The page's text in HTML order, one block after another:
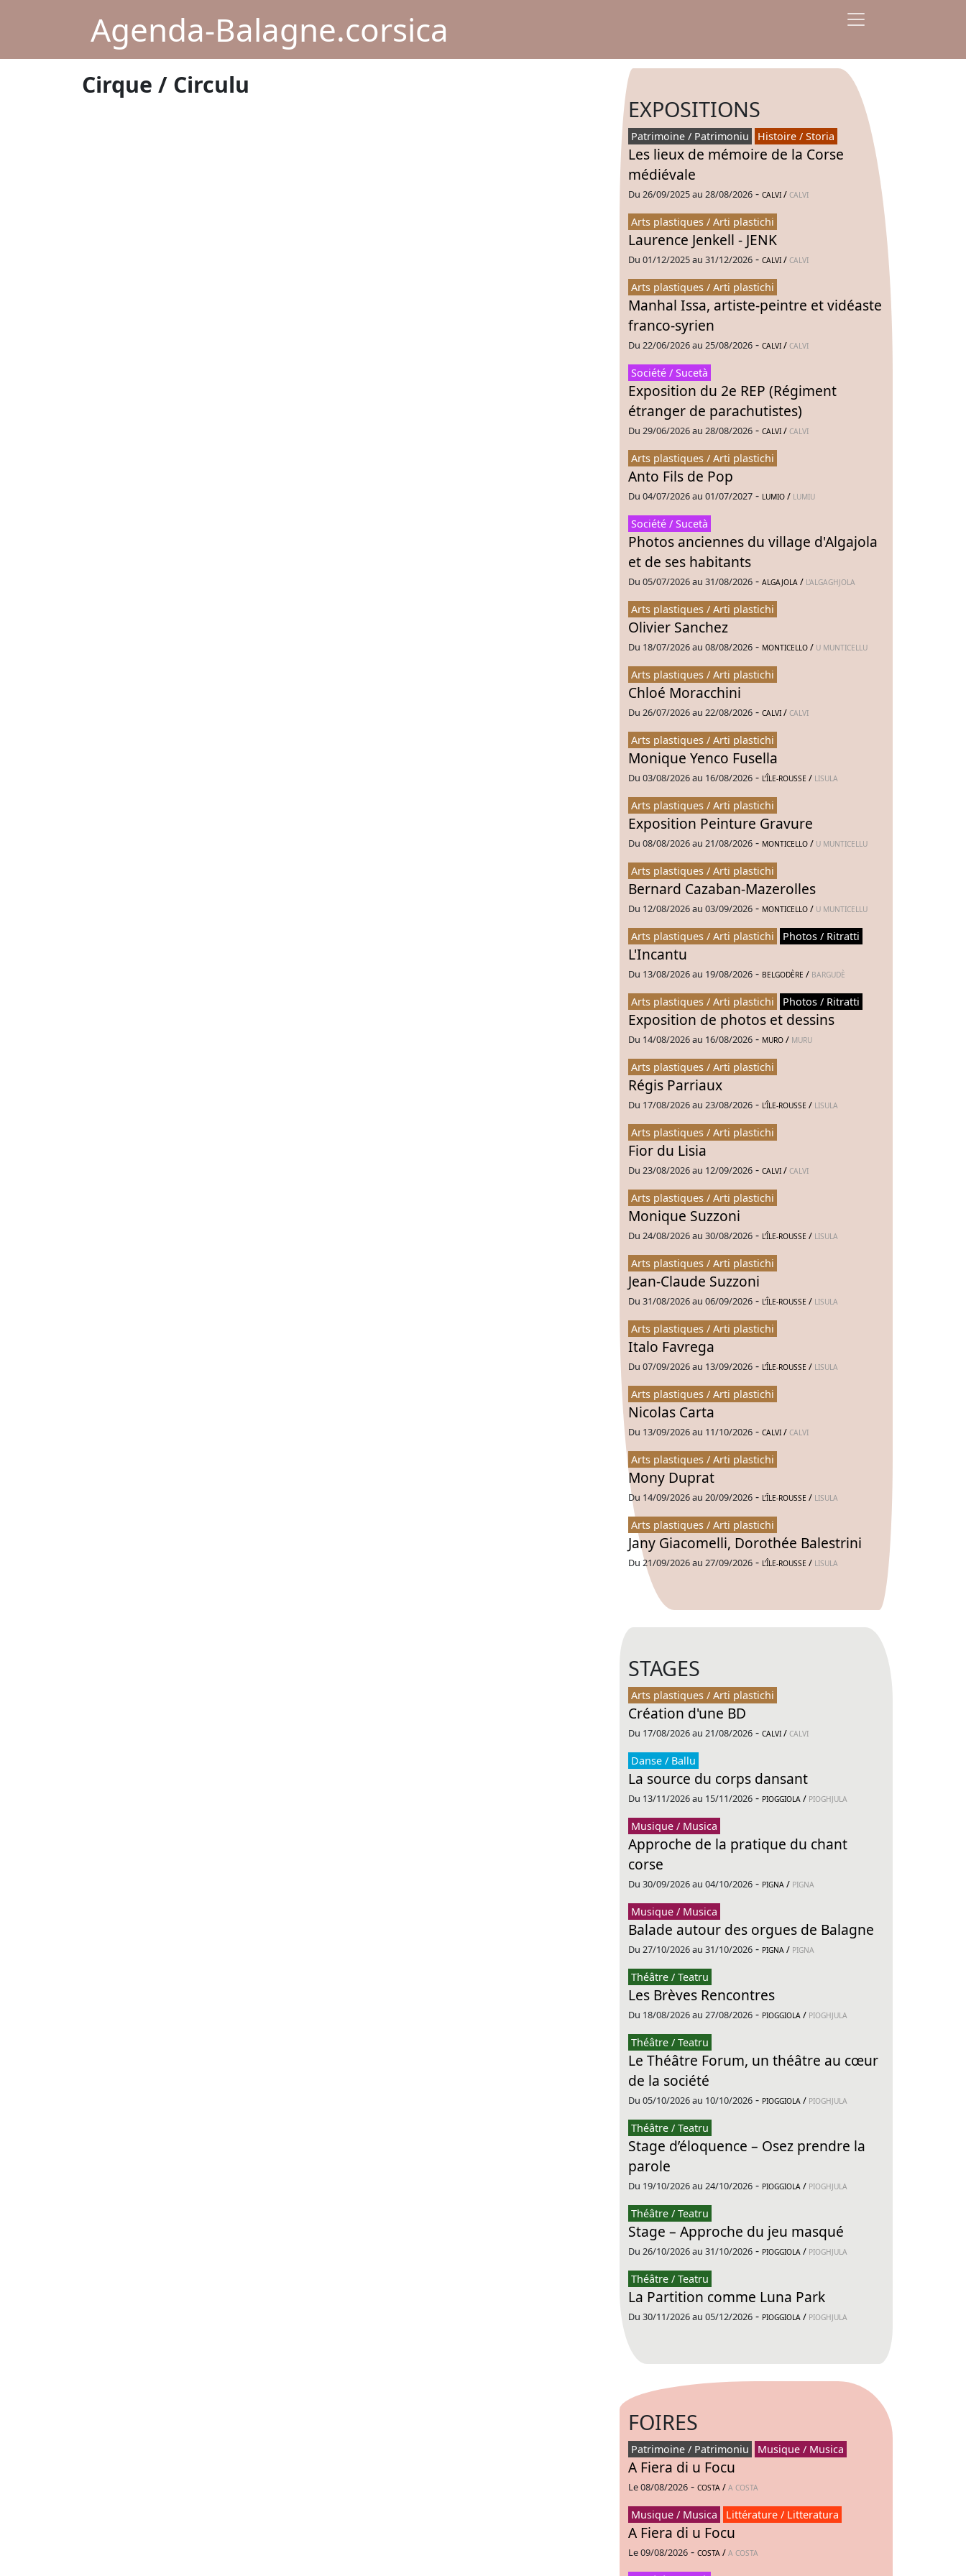
Agenda-Balagne.corsica
Cirque / Circulu
EXPOSITIONS
Patrimoine / Patrimoniu Histoire / Storia
Les lieux de mémoire de la Corse
médiévale
Du 26/09/2025 au 28/08/2026 - CALVI / CALVI
Arts plastiques / Arti plastichi
Laurence Jenkell - JENK
Du 01/12/2025 au 31/12/2026 - CALVI / CALVI
Arts plastiques / Arti plastichi
Manhal Issa, artiste-peintre et vidéaste
franco-syrien
Du 22/06/2026 au 25/08/2026 - CALVI / CALVI
Société / Sucetà
Exposition du 2e REP (Régiment
étranger de parachutistes)
Du 29/06/2026 au 28/08/2026 - CALVI / CALVI
Arts plastiques / Arti plastichi
Anto Fils de Pop
Du 04/07/2026 au 01/07/2027 - LUMIO / LUMIU
Société / Sucetà
Photos anciennes du village d'Algajola
et de ses habitants
Du 05/07/2026 au 31/08/2026 - ALGAJOLA / L'ALGAGHJOLA
Arts plastiques / Arti plastichi
Olivier Sanchez
Du 18/07/2026 au 08/08/2026 - MONTICELLO / U MUNTICELLU
Arts plastiques / Arti plastichi
Chloé Moracchini
Du 26/07/2026 au 22/08/2026 - CALVI / CALVI
Arts plastiques / Arti plastichi
Monique Yenco Fusella
Du 03/08/2026 au 16/08/2026 - L’ÎLE-ROUSSE / LISULA
Arts plastiques / Arti plastichi
Exposition Peinture Gravure
Du 08/08/2026 au 21/08/2026 - MONTICELLO / U MUNTICELLU
Arts plastiques / Arti plastichi
Bernard Cazaban-Mazerolles
Du 12/08/2026 au 03/09/2026 - MONTICELLO / U MUNTICELLU
Arts plastiques / Arti plastichi Photos / Ritratti
L'Incantu
Du 13/08/2026 au 19/08/2026 - BELGODÈRE / BARGUDÈ
Arts plastiques / Arti plastichi Photos / Ritratti
Exposition de photos et dessins
Du 14/08/2026 au 16/08/2026 - MURO / MURU
Arts plastiques / Arti plastichi
Régis Parriaux
Du 17/08/2026 au 23/08/2026 - L’ÎLE-ROUSSE / LISULA
Arts plastiques / Arti plastichi
Fior du Lisia
Du 23/08/2026 au 12/09/2026 - CALVI / CALVI
Arts plastiques / Arti plastichi
Monique Suzzoni
Du 24/08/2026 au 30/08/2026 - L’ÎLE-ROUSSE / LISULA
Arts plastiques / Arti plastichi
Jean-Claude Suzzoni
Du 31/08/2026 au 06/09/2026 - L’ÎLE-ROUSSE / LISULA
Arts plastiques / Arti plastichi
Italo Favrega
Du 07/09/2026 au 13/09/2026 - L’ÎLE-ROUSSE / LISULA
Arts plastiques / Arti plastichi
Nicolas Carta
Du 13/09/2026 au 11/10/2026 - CALVI / CALVI
Arts plastiques / Arti plastichi
Mony Duprat
Du 14/09/2026 au 20/09/2026 - L’ÎLE-ROUSSE / LISULA
Arts plastiques / Arti plastichi
Jany Giacomelli, Dorothée Balestrini
Du 21/09/2026 au 27/09/2026 - L’ÎLE-ROUSSE / LISULA
STAGES
Arts plastiques / Arti plastichi
Création d'une BD
Du 17/08/2026 au 21/08/2026 - CALVI / CALVI
Danse / Ballu
La source du corps dansant
Du 13/11/2026 au 15/11/2026 - PIOGGIOLA / PIOGHJULA
Musique / Musica
Approche de la pratique du chant
corse
Du 30/09/2026 au 04/10/2026 - PIGNA / PIGNA
Musique / Musica
Balade autour des orgues de Balagne
Du 27/10/2026 au 31/10/2026 - PIGNA / PIGNA
Théâtre / Teatru
Les Brèves Rencontres
Du 18/08/2026 au 27/08/2026 - PIOGGIOLA / PIOGHJULA
Théâtre / Teatru
Le Théâtre Forum, un théâtre au cœur
de la société
Du 05/10/2026 au 10/10/2026 - PIOGGIOLA / PIOGHJULA
Théâtre / Teatru
Stage d’éloquence – Osez prendre la
parole
Du 19/10/2026 au 24/10/2026 - PIOGGIOLA / PIOGHJULA
Théâtre / Teatru
Stage – Approche du jeu masqué
Du 26/10/2026 au 31/10/2026 - PIOGGIOLA / PIOGHJULA
Théâtre / Teatru
La Partition comme Luna Park
Du 30/11/2026 au 05/12/2026 - PIOGGIOLA / PIOGHJULA
FOIRES
Patrimoine / Patrimoniu Musique / Musica
A Fiera di u Focu
Le 08/08/2026 - COSTA / A COSTA
Musique / Musica Littérature / Litteratura
A Fiera di u Focu
Le 09/08/2026 - COSTA / A COSTA